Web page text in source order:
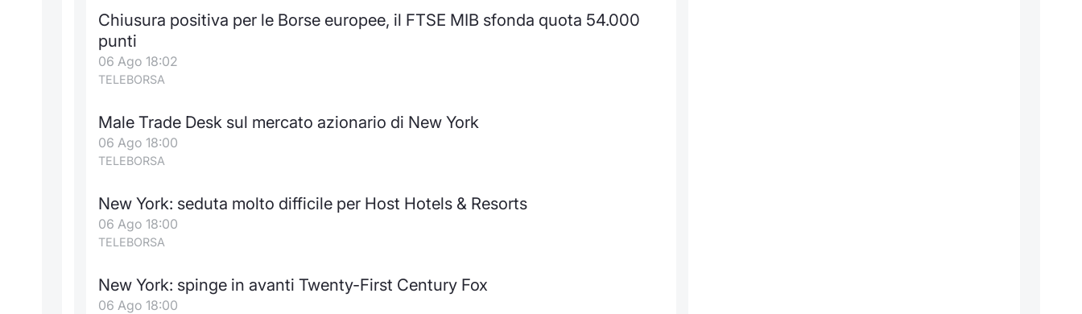
Chiusura positiva per le Borse europee, il FTSE MIB sfonda quota 54.000
punti
06 Ago 18:02
TELEBORSA
Male Trade Desk sul mercato azionario di New York
06 Ago 18:00
TELEBORSA
New York: seduta molto difficile per Host Hotels & Resorts
06 Ago 18:00
TELEBORSA
New York: spinge in avanti Twenty-First Century Fox
06 Ago 18:00